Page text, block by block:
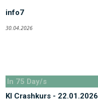
info7
30.04.2026
In 75 Day/s
KI Crashkurs - 22.01.2026